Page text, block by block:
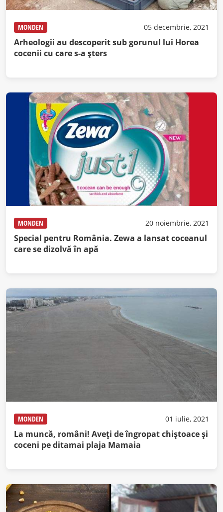
MONDEN 05 decembrie, 2021
Arheologii au descoperit sub gorunul lui Horea
cocenii cu care s-a șters
MONDEN 20 noiembrie, 2021
Special pentru România. Zewa a lansat coceanul
care se dizolvă în apă
MONDEN 01 iulie, 2021
La muncă, români! Aveți de îngropat chiștoace și
coceni pe ditamai plaja Mamaia